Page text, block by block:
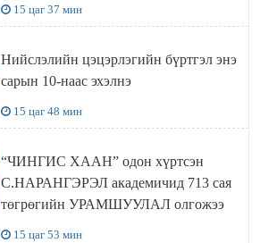
15 цаг 37 мин
Нийслэлийн цэцэрлэгийн бүртгэл энэ
сарын 10-наас эхэлнэ
15 цаг 48 мин
“ЧИНГИС ХААН” одон хүртсэн
С.НАРАНГЭРЭЛ академичид 713 сая
төгрөгийн УРАМШУУЛАЛ олгожээ
15 цаг 53 мин